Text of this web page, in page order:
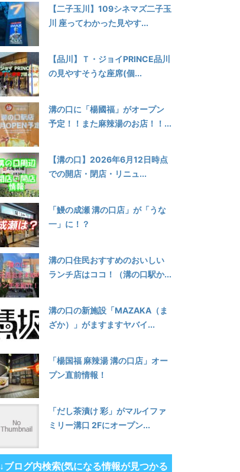
【二子玉川】109シネマズ二子玉
川 座ってわかった見やす...
【品川】Ｔ・ジョイPRINCE品川
の見やすそうな座席(個...
溝の口に「楊國福」がオープン
予定！！また麻辣湯のお店！！...
【溝の口】2026年6月12日時点
での開店・閉店・リニュ...
「鰻の成瀬 溝の口店」が「うな
一」に！？
溝の口住民おすすめのおいしい
ランチ店はココ！（溝の口駅か...
溝の口の新施設「MAZAKA（ま
ざか）」がますますヤバイ...
「楊国福 麻辣湯 溝の口店」オー
プン直前情報！
「だし茶漬け 彩」がマルイファ
ミリー溝口 2Fにオープン...
↓ブログ内検索(気になる情報が見つかる